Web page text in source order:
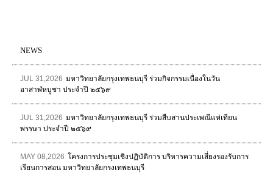
NEWS
JUL 31,2026 มหาวิทยาลัยกรุงเทพธนบุรี ร่วมกิจกรรมเนื่องในวัน
อาสาฬหบูชา ประจำปี ๒๕๖๙
JUL 31,2026 มหาวิทยาลัยกรุงเทพธนบุรี ร่วมสืบสานประเพณีแห่เทียน
พรรษา ประจำปี ๒๕๖๙
MAY 08,2026 โครงการประชุมเชิงปฏิบัติการ บริหารความเสี่ยงรองรับการ
เรียนการสอน มหาวิทยาลัยกรงเทพธนบุรี